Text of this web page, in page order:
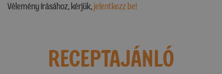
Vélemény írásához, kérjük,jelentkezz be!
RECEPTAJÁNLÓ